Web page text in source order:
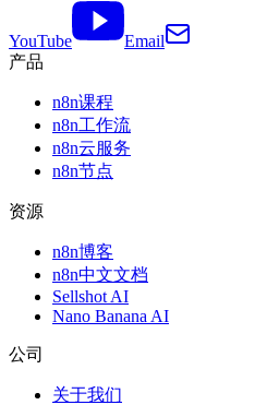
YouTube
Email
产品
n8n课程
n8n工作流
n8n云服务
n8n节点
资源
n8n博客
n8n中文文档
Sellshot AI
Nano Banana AI
公司
关于我们